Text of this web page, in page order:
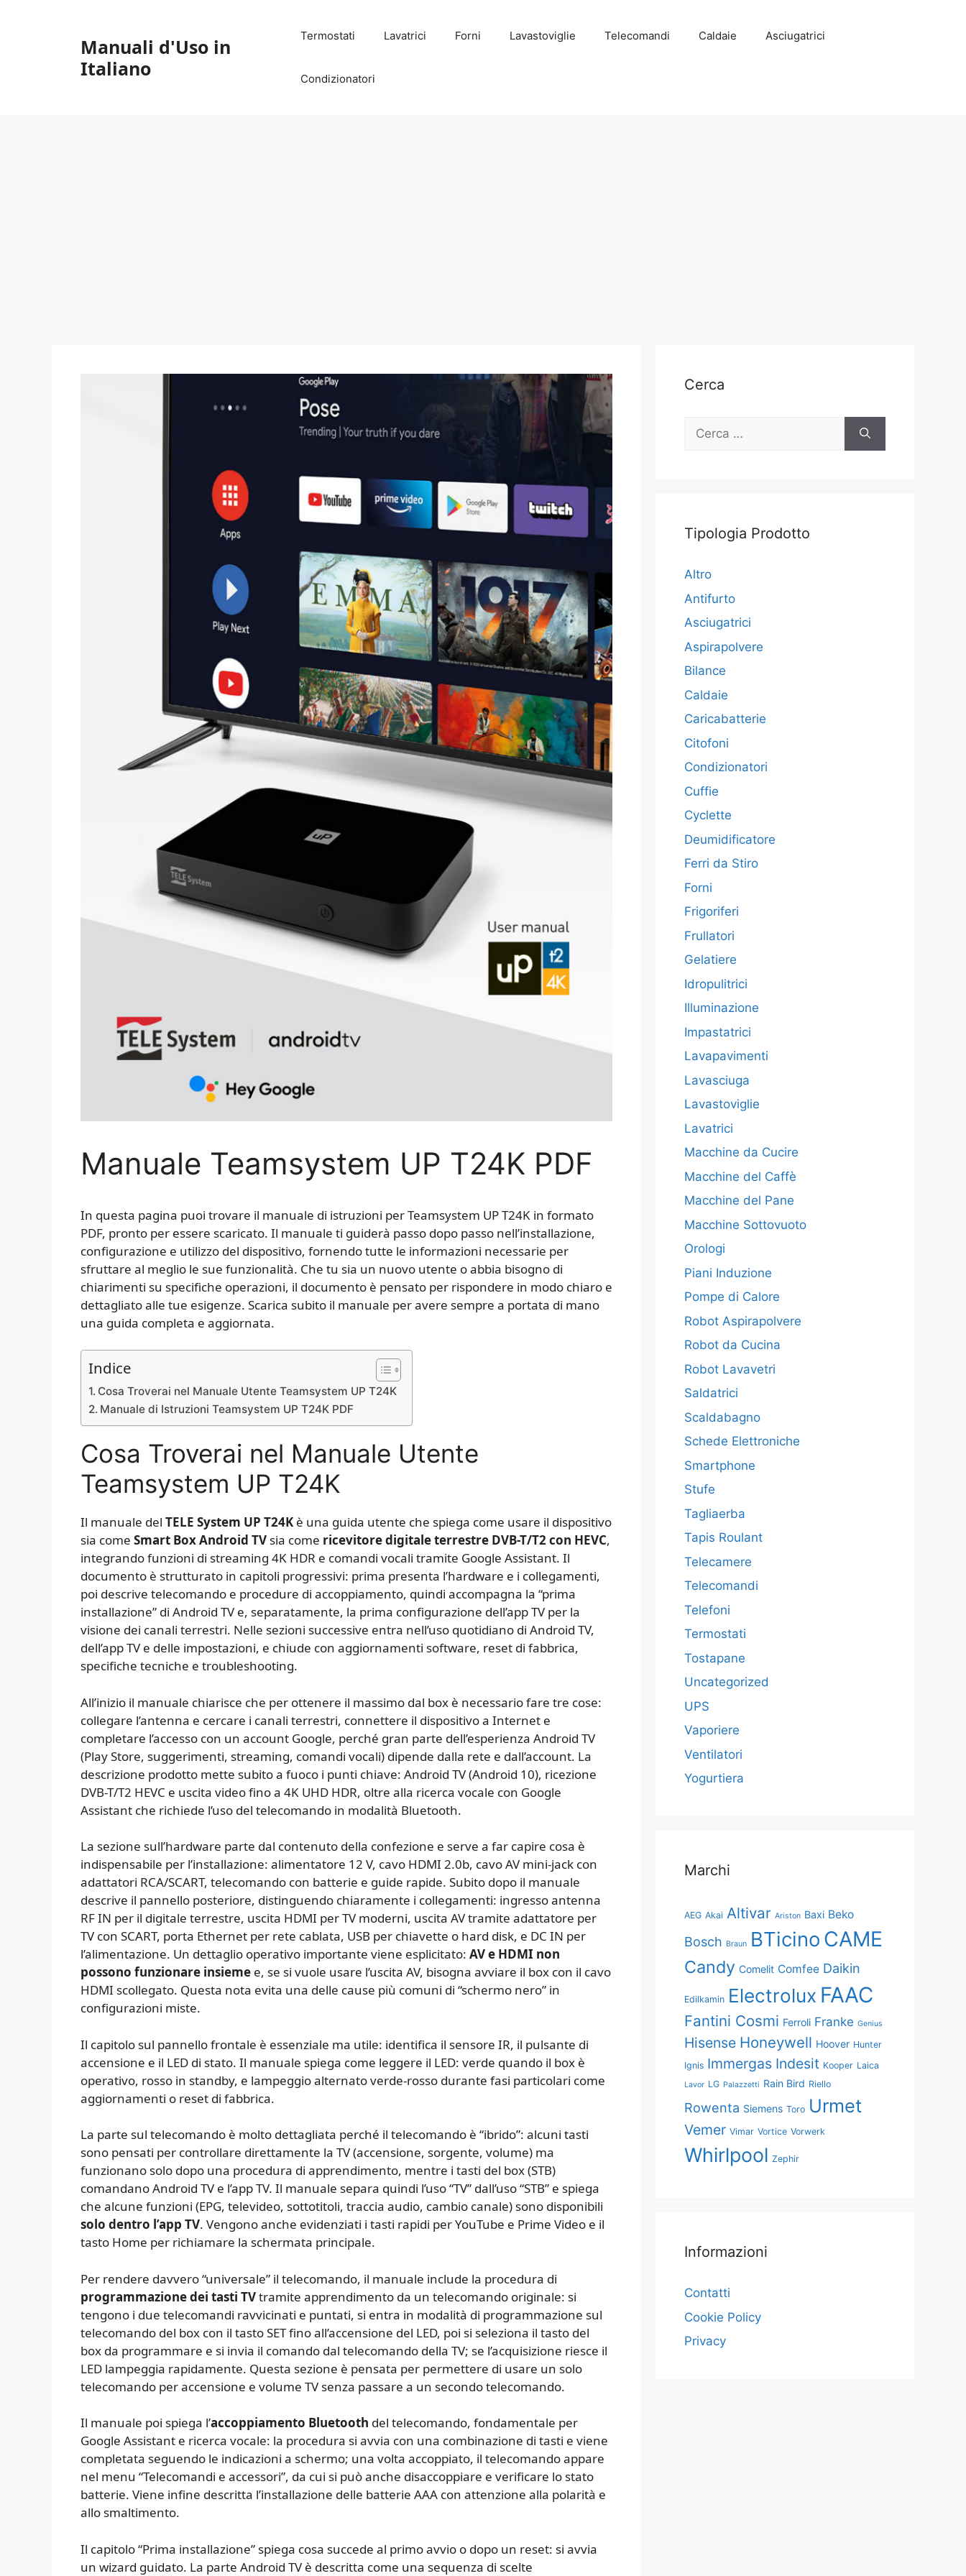
Manuali d'Uso in
Italiano
Termostati Lavatrici Forni Lavastoviglie Telecomandi Caldaie Asciugatrici
Condizionatori
Manuale Teamsystem UP T24K PDF
In questa pagina puoi trovare il manuale di istruzioni per Teamsystem UP T24K in formato
PDF, pronto per essere scaricato. Il manuale ti guiderà passo dopo passo nell’installazione,
configurazione e utilizzo del dispositivo, fornendo tutte le informazioni necessarie per
sfruttare al meglio le sue funzionalità. Che tu sia un nuovo utente o abbia bisogno di
chiarimenti su specifiche operazioni, il documento è pensato per rispondere in modo chiaro e
dettagliato alle tue esigenze. Scarica subito il manuale per avere sempre a portata di mano
una guida completa e aggiornata.
Indice
Cosa Troverai nel Manuale Utente Teamsystem UP T24K
Manuale di Istruzioni Teamsystem UP T24K PDF
Cosa Troverai nel Manuale Utente
Teamsystem UP T24K
Il manuale del TELE System UP T24K è una guida utente che spiega come usare il dispositivo
sia come Smart Box Android TV sia come ricevitore digitale terrestre DVB-T/T2 con HEVC,
integrando funzioni di streaming 4K HDR e comandi vocali tramite Google Assistant. Il
documento è strutturato in capitoli progressivi: prima presenta l’hardware e i collegamenti,
poi descrive telecomando e procedure di accoppiamento, quindi accompagna la “prima
installazione” di Android TV e, separatamente, la prima configurazione dell’app TV per la
visione dei canali terrestri. Nelle sezioni successive entra nell’uso quotidiano di Android TV,
dell’app TV e delle impostazioni, e chiude con aggiornamenti software, reset di fabbrica,
specifiche tecniche e troubleshooting.
All’inizio il manuale chiarisce che per ottenere il massimo dal box è necessario fare tre cose:
collegare l’antenna e cercare i canali terrestri, connettere il dispositivo a Internet e
completare l’accesso con un account Google, perché gran parte dell’esperienza Android TV
(Play Store, suggerimenti, streaming, comandi vocali) dipende dalla rete e dall’account. La
descrizione prodotto mette subito a fuoco i punti chiave: Android TV (Android 10), ricezione
DVB-T/T2 HEVC e uscita video fino a 4K UHD HDR, oltre alla ricerca vocale con Google
Assistant che richiede l’uso del telecomando in modalità Bluetooth.
La sezione sull’hardware parte dal contenuto della confezione e serve a far capire cosa è
indispensabile per l’installazione: alimentatore 12 V, cavo HDMI 2.0b, cavo AV mini-jack con
adattatori RCA/SCART, telecomando con batterie e guide rapide. Subito dopo il manuale
descrive il pannello posteriore, distinguendo chiaramente i collegamenti: ingresso antenna
RF IN per il digitale terrestre, uscita HDMI per TV moderni, uscita AV tramite adattatore per
TV con SCART, porta Ethernet per rete cablata, USB per chiavette o hard disk, e DC IN per
l’alimentazione. Un dettaglio operativo importante viene esplicitato: AV e HDMI non
possono funzionare insieme e, se si vuole usare l’uscita AV, bisogna avviare il box con il cavo
HDMI scollegato. Questa nota evita una delle cause più comuni di “schermo nero” in
configurazioni miste.
Il capitolo sul pannello frontale è essenziale ma utile: identifica il sensore IR, il pulsante di
accensione e il LED di stato. Il manuale spiega come leggere il LED: verde quando il box è
operativo, rosso in standby, e lampeggio alternato verde-rosso durante fasi particolari come
aggiornamenti o reset di fabbrica.
La parte sul telecomando è molto dettagliata perché il telecomando è “ibrido”: alcuni tasti
sono pensati per controllare direttamente la TV (accensione, sorgente, volume) ma
funzionano solo dopo una procedura di apprendimento, mentre i tasti del box (STB)
comandano Android TV e l’app TV. Il manuale separa quindi l’uso “TV” dall’uso “STB” e spiega
che alcune funzioni (EPG, televideo, sottotitoli, traccia audio, cambio canale) sono disponibili
solo dentro l’app TV. Vengono anche evidenziati i tasti rapidi per YouTube e Prime Video e il
tasto Home per richiamare la schermata principale.
Per rendere davvero “universale” il telecomando, il manuale include la procedura di
programmazione dei tasti TVtramite apprendimento da un telecomando originale: si
tengono i due telecomandi ravvicinati e puntati, si entra in modalità di programmazione sul
telecomando del box con il tasto SET fino all’accensione del LED, poi si seleziona il tasto del
box da programmare e si invia il comando dal telecomando della TV; se l’acquisizione riesce il
LED lampeggia rapidamente. Questa sezione è pensata per permettere di usare un solo
telecomando per accensione e volume TV senza passare a un secondo telecomando.
Il manuale poi spiega l’accoppiamento Bluetooth del telecomando, fondamentale per
Google Assistant e ricerca vocale: la procedura si avvia con una combinazione di tasti e viene
completata seguendo le indicazioni a schermo; una volta accoppiato, il telecomando appare
nel menu “Telecomandi e accessori”, da cui si può anche disaccoppiare e verificare lo stato
batterie. Viene infine descritta l’installazione delle batterie AAA con attenzione alla polarità e
allo smaltimento.
Il capitolo “Prima installazione” spiega cosa succede al primo avvio o dopo un reset: si avvia
un wizard guidato. La parte Android TV è descritta come una sequenza di scelte
Cerca
Ricerca
Tipologia Prodotto
Altro
Antifurto
Asciugatrici
Aspirapolvere
Bilance
Caldaie
Caricabatterie
Citofoni
Condizionatori
Cuffie
Cyclette
Deumidificatore
Ferri da Stiro
Forni
Frigoriferi
Frullatori
Gelatiere
Idropulitrici
Illuminazione
Impastatrici
Lavapavimenti
Lavasciuga
Lavastoviglie
Lavatrici
Macchine da Cucire
Macchine del Caffè
Macchine del Pane
Macchine Sottovuoto
Orologi
Piani Induzione
Pompe di Calore
Robot Aspirapolvere
Robot da Cucina
Robot Lavavetri
Saldatrici
Scaldabagno
Schede Elettroniche
Smartphone
Stufe
Tagliaerba
Tapis Roulant
Telecamere
Telecomandi
Telefoni
Termostati
Tostapane
Uncategorized
UPS
Vaporiere
Ventilatori
Yogurtiera
Marchi
AEG Akai Altivar Ariston Baxi Beko
Bosch Braun BTicino CAME
Candy Comelit Comfee Daikin
Edilkamin Electrolux FAAC
Fantini Cosmi Ferroli Franke Genius
Hisense Honeywell Hoover Hunter
Ignis Immergas Indesit Kooper Laica
Lavor LG Palazzetti Rain Bird Riello
Rowenta Siemens Toro Urmet
Vemer Vimar Vortice Vorwerk
Whirlpool Zephir
Informazioni
Contatti
Cookie Policy
Privacy